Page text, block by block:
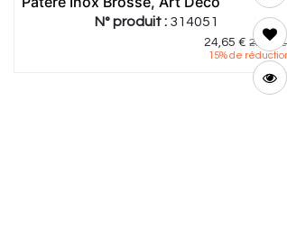
N° produit : 314051
24,65 € 29,00 €
15% de